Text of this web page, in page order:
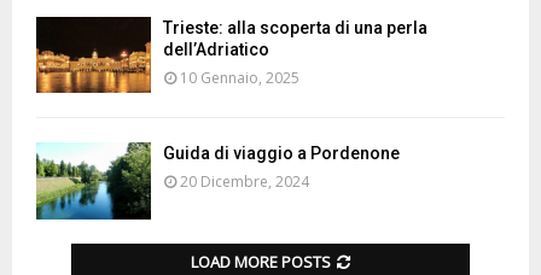
Trieste: alla scoperta di una perla
dell’Adriatico
10 Gennaio, 2025
Guida di viaggio a Pordenone
20 Dicembre, 2024
LOAD MORE POSTS